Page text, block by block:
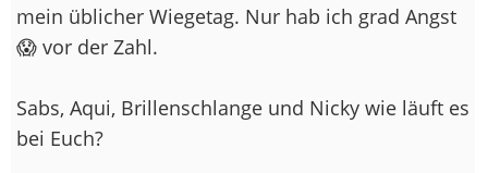
mein üblicher Wiegetag. Nur hab ich grad Angst
😱 vor der Zahl.
Sabs, Aqui, Brillenschlange und Nicky wie läuft es
bei Euch?